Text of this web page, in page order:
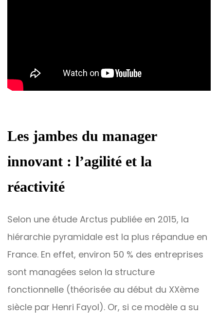
Les jambes du manager
innovant : l’agilité et la
réactivité
Selon une étude Arctus publiée en 2015, la
hiérarchie pyramidale est la plus répandue en
France. En effet, environ 50 % des entreprises
sont managées selon la structure
fonctionnelle (théorisée au début du XXème
siècle par Henri Fayol). Or, si ce modèle a su